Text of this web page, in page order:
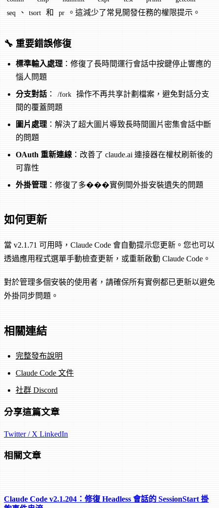
seq 、 tsort 和 pr 。這減少了常見開發任務的權限提示。
🔧 重要錯誤修復
標準輸入處理 ：修復了長時間運行會話中按鍵停止響應的
惱人問題
分支對話 ： /fork
操作不再共享計劃檔案，避免對話分支
間的覆蓋問題
圖片處理 ：解決了超大圖片導致長時間圖片密集會話中斷
的問題
OAuth 重新連線 ：改善了 claude.ai 連接器在權杖刷新後的
可靠性
外掛管理 ：修復了多���實例間外掛安裝遺失的問題
如何更新
當 v2.1.71 可用時，Claude Code 會自動提示您更新。您也可以
透過應用程式選單手動檢查更新，或重新啟動 Claude Code。
對於管理多個安裝的使用者，請確保所有實例都已更新以避免
外掛同步問題。
相關連結
完整發布說明
Claude Code 文件
社群 Discord
分享這篇文章
Twitter / X LinkedIn
相關文章
Claude Code v2.1.204：修復 Headless 會話的 SessionStart 掛